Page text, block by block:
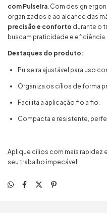
com Pulseira. Com design
organizados e ao alcance das
precisão e conforto durante o
buscam praticidade e eficiência.
Destaques do produto:
Pulseira ajustável para uso
Organiza os cílios de forma
Facilita a aplicação fio a fio.
Compacta e resistente,
Aplique cílios com mais rapidez
seu trabalho impecável!